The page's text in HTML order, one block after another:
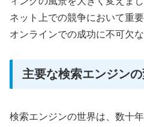
ネット上での競争において重
オンラインでの成功に不可欠
主要な検索エンジン
検索エンジンの世界は、数十